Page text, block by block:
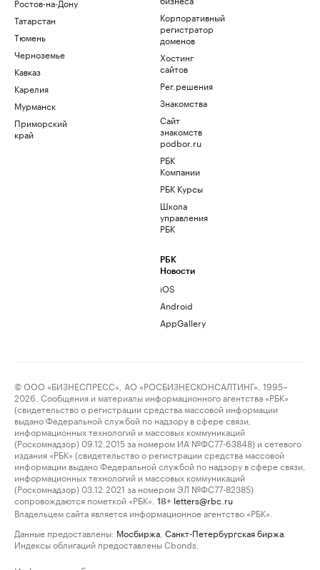
Ростов-на-Дону
Татарстан
Тюмень
Черноземье
Кавказ
Карелия
Мурманск
Приморский
край
Корпоративный
регистратор
доменов
Хостинг
сайтов
Рег.решения
Знакомства
Сайт
знакомств
podbor.ru
РБК
Компании
РБК Курсы
Школа
управления
РБК
РБК
Новости
iOS
Android
AppGallery
© ООО «БИЗНЕСПРЕСС», АО «РОСБИЗНЕСКОНСАЛТИНГ», 1995–
2026. Сообщения и материалы информационного агентства «РБК»
(свидетельство о регистрации средства массовой информации
выдано Федеральной службой по надзору в сфере связи,
информационных технологий и массовых коммуникаций
(Роскомнадзор) 09.12.2015 за номером ИА №ФС77-63848) и сетевого
издания «РБК» (свидетельство о регистрации средства массовой
информации выдано Федеральной службой по надзору в сфере связи,
информационных технологий и массовых коммуникаций
(Роскомнадзор) 03.12.2021 за номером ЭЛ №ФС77-82385)
сопровождаются пометкой «РБК».
18+ letters@rbc.ru
Владельцем сайта является информационное агентство «РБК».
Данные предоставлены: Мосбиржа Санкт-Петербургская биржа
Индексы облигаций предоставлены Cbonds.